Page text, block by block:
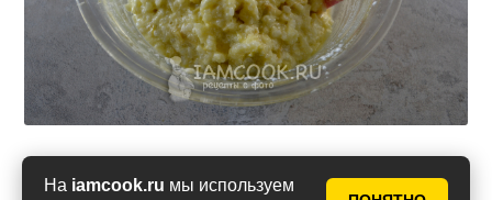
На iamcook.ru мы используем
Застелите чашу мультиварки пекарской